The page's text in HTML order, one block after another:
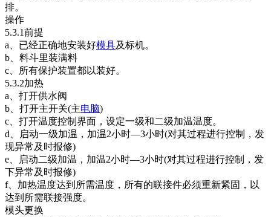
排。
操作
5.3.1前提
a、已经正确地安装好模具及标机。
b、料斗里装满料
c、所有保护装置都以装好。
5.3.2加热
a、打开供水阀
b、打开主开关(主电脑)
c、打开温度控制界面，设定一级和二级加温温度。
d、启动一级加温，加温2小时—3小时(对其过程进行控制，发
现异常及时报修)
e、启动二级加温，加温2小时—3小时(对其过程进行控制，发
下异常及时报修)
f、加热温度达到所需温度，所有的联接件必须重新紧固，以
达到所需联接强度。
模头更换